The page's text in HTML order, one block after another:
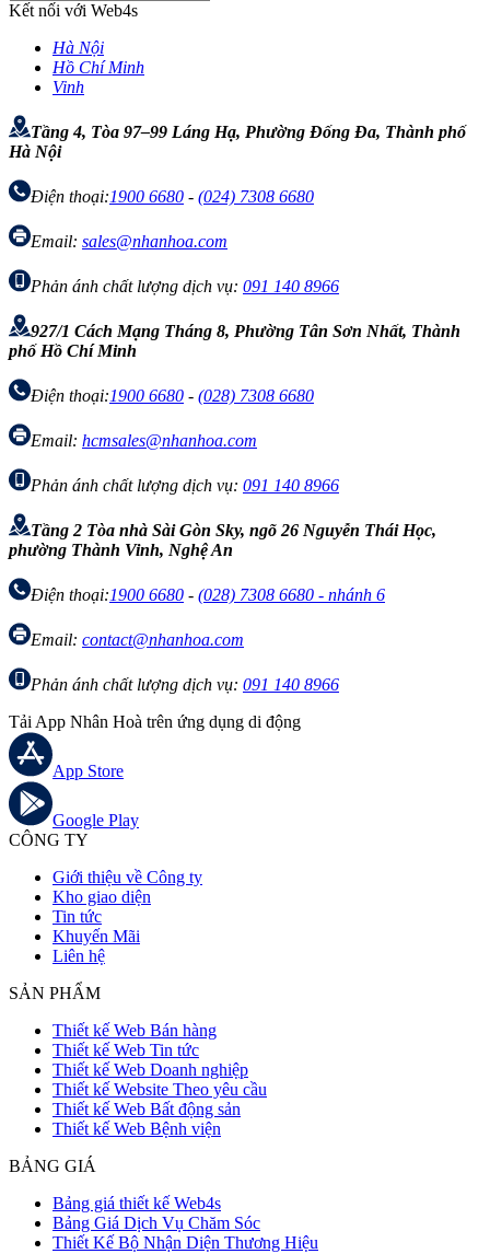
Kết nối với Web4s
Hà Nội
Hồ Chí Minh
Vinh
Tầng 4, Tòa 97–99 Láng Hạ, Phường Đống Đa, Thành phố
Hà Nội
Điện thoại:1900 6680 - (024) 7308 6680
Email: sales@nhanhoa.com
Phản ánh chất lượng dịch vụ: 091 140 8966
927/1 Cách Mạng Tháng 8, Phường Tân Sơn Nhất, Thành
phố Hồ Chí Minh
Điện thoại:1900 6680 - (028) 7308 6680
Email: hcmsales@nhanhoa.com
Phản ánh chất lượng dịch vụ: 091 140 8966
Tầng 2 Tòa nhà Sài Gòn Sky, ngõ 26 Nguyễn Thái Học,
phường Thành Vinh, Nghệ An
Điện thoại:1900 6680 - (028) 7308 6680 - nhánh 6
Email: contact@nhanhoa.com
Phản ánh chất lượng dịch vụ: 091 140 8966
Tải App Nhân Hoà trên ứng dụng di động
App Store
Google Play
CÔNG TY
Giới thiệu về Công ty
Kho giao diện
Tin tức
Khuyến Mãi
Liên hệ
SẢN PHẨM
Thiết kế Web Bán hàng
Thiết kế Web Tin tức
Thiết kế Web Doanh nghiệp
Thiết kế Website Theo yêu cầu
Thiết kế Web Bất động sản
Thiết kế Web Bệnh viện
BẢNG GIÁ
Bảng giá thiết kế Web4s
Bảng Giá Dịch Vụ Chăm Sóc
Thiết Kế Bộ Nhận Diện Thương Hiệu